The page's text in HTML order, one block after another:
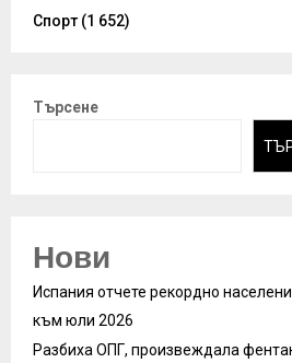
Спорт (1 652)
Търсене
Нови
Испания отчете рекордно
към юли 2026
Разбиха ОПГ, произвеждала